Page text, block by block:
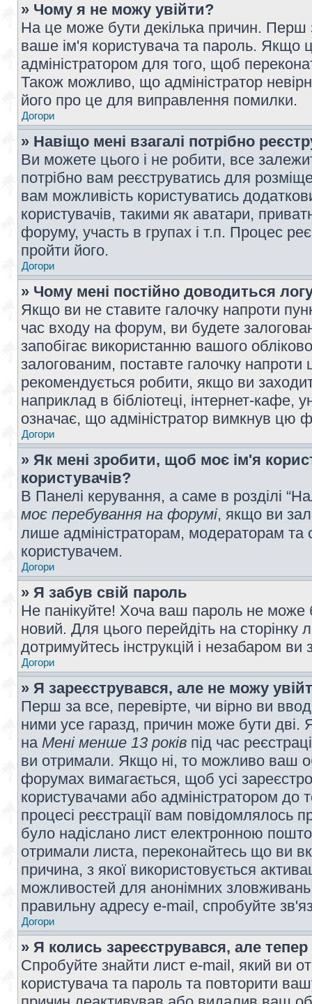
» Чому я не можу увійти?
На це може бути декілька причин. Перш
ваше ім'я користувача та пароль. Якщо
адміністратором для того, щоб
Також можливо, що адміністратор
його про це для виправлення помилки.
Догори
» Навіщо мені взагалі потрібно
Ви можете цього і не робити, все
потрібно вам реєструватись для
вам можливість користуватись
користувачів, такими як аватари,
форуму, участь в групах і т.п. Процес
пройти його.
Догори
» Чому мені постійно доводиться
Якщо ви не ставите галочку напроти
час входу на форум, ви будете
запобігає використанню вашого
залогованим, поставте галочку
рекомендується робити, якщо ви
наприклад в бібліотеці, інтернет-кафе,
означає, що адміністратор вимкнув цю
Догори
» Як мені зробити, щоб моє ім'я
користувачів?
В Панелі керування, а саме в розділі
моє перебування на форумі, якщо ви
лише адміністраторам, модераторам
користувачем.
Догори
» Я забув свій пароль
Не панікуйте! Хоча ваш пароль не може
новий. Для цього перейдіть на сторінку
дотримуйтесь інструкцій і незабаром
Догори
» Я зареєструвався, але не можу
Перш за все, перевірте, чи вірно ви
ними усе гаразд, причин може бути дві.
на Мені менше 13 років під час
ви отримали. Якщо ні, то можливо ваш
форумах вимагається, щоб усі
користувачами або адміністратором до
процесі реєстрації вам повідомлялось
було надіслано лист електронною
отримали листа, переконайтесь що ви
причина, з якої використовується
можливостей для анонімних
правильну адресу e-mail, спробуйте
Догори
» Я колись зареєструвався, але
Спробуйте знайти лист e-mail, який ви
користувача та пароль та повторити